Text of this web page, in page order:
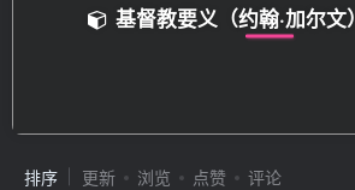
基督教要义（约翰·加尔文）
排序 更新 浏览 点赞 评论